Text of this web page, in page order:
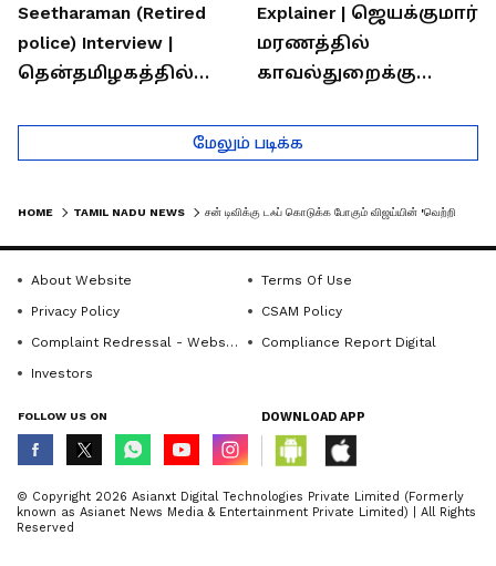
Seetharaman (Retired
police) Interview |
தென்தமிழகத்தில்
தொடர்கதை ஆவது
ஏன்?
Explainer | ஜெயக்குமார்
மரணத்தில்
காவல்துறைக்கு
Rajaram (Rtd ACP)
Interview
மேலும் படிக்க
HOME TAMIL NADU NEWS
About Website
Terms Of Use
Privacy Policy
CSAM Policy
Complaint Redressal - Website
Compliance Report Digital
Investors
FOLLOW US ON DOWNLOAD APP
© Copyright 2026 Asianxt Digital Technologies Private Limited (Formerly
known as Asianet News Media & Entertainment Private Limited) | All Rights
Reserved